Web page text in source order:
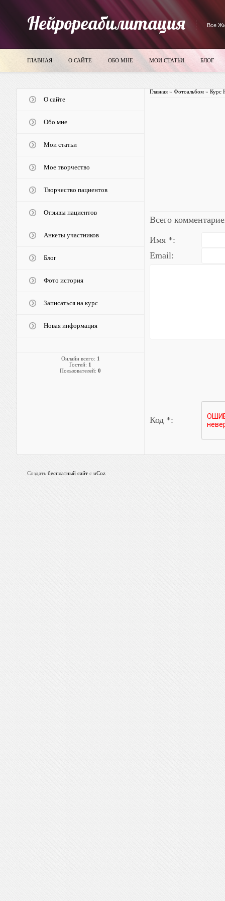
Нейрореабилитация Все
ГЛАВНАЯ О САЙТЕ ОБО МНЕ МОИ СТАТЬИ БЛОГ
О сайте
Обо мне
Мои статьи
Мое творчество
Творчество пациентов
Отзывы пациентов
Анкеты участников
Блог
Фото история
Записаться на курс
Новая информация
Онлайн всего: 1
Гостей: 1
Пользователей: 0
Главная» Фотоальбом» Курс
Всего
Имя *:
Email:
Код *:
Создать бесплатный сайт с uCoz